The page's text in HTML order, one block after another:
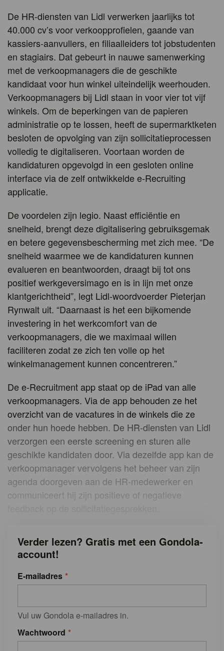
De HR-diensten van Lidl verwerken jaarlijks tot
40.000 cv’s voor verkoopprofielen, gaande van
kassiers-aanvullers, en filiaalleiders tot jobstudenten
en stagiairs. Dat gebeurt in nauwe samenwerking
met de verkoopmanagers die de geschikte
kandidaat voor hun winkel uiteindelijk weerhouden.
Verkoopmanagers bij Lidl staan in voor vier tot vijf
winkels. Om de beperkingen van de papieren
administratie op te lossen, heeft de supermarktketen
besloten de opvolging van zijn sollicitatieprocessen
volledig te digitaliseren. Voortaan worden de
kandidaturen opgevolgd in een gesloten online
interface via de zelf ontwikkelde e-Recruiting
applicatie.
De voordelen zijn legio. Naast efficiëntie en
snelheid, brengt deze digitalisering gebruiksgemak
en betere gegevensbescherming met zich mee. “De
snelheid waarmee we de kandidaturen kunnen
evalueren en beantwoorden, draagt bij tot ons
positief werkgeversimago en is in lijn met onze
klantgerichtheid”, legt Lidl-woordvoerder Pieterjan
Rynwalt uit. “Daarnaast is het een bijkomende
investering in het werkcomfort van de
verkoopmanagers, die we maximaal willen
faciliteren zodat ze zich ten volle op het
winkelmanagement kunnen concentreren.”
De e-Recruitment app staat op de iPad van alle
verkoopmanagers. Via de app behouden ze het
overzicht van de vacatures in de winkels die ze
onder hun hoede hebben. De HR-diensten van Lidl
verzorgen een eerste screening en sturen alle
geschikte kandidaten door. Via dezelfde app kan de
verkoopmanager vervolgens het beheer van zijn
agenda doorgeven aan de HR-medewerker en
communiceert hij zijn positieve of negatieve
Verder lezen? Gratis met een Gondola-
account!
E-mailadres
Vul uw Gondola e-mailadres in.
Wachtwoord